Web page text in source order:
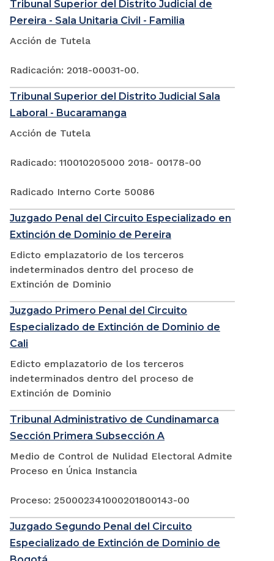
Tribunal Superior del Distrito Judicial de
Pereira - Sala Unitaria Civil - Familia
Acción de Tutela
Radicación: 2018-00031-00.
Tribunal Superior del Distrito Judicial Sala
Laboral - Bucaramanga
Acción de Tutela
Radicado: 110010205000 2018- 00178-00
Radicado Interno Corte 50086
Juzgado Penal del Circuito Especializado en
Extinción de Dominio de Pereira
Edicto emplazatorio de los terceros
indeterminados dentro del proceso de
Extinción de Dominio
Juzgado Primero Penal del Circuito
Especializado de Extinción de Dominio de
Cali
Edicto emplazatorio de los terceros
indeterminados dentro del proceso de
Extinción de Dominio
Tribunal Administrativo de Cundinamarca
Sección Primera Subsección A
Medio de Control de Nulidad Electoral Admite
Proceso en Única Instancia
Proceso: 250002341000201800143-00
Juzgado Segundo Penal del Circuito
Especializado de Extinción de Dominio de